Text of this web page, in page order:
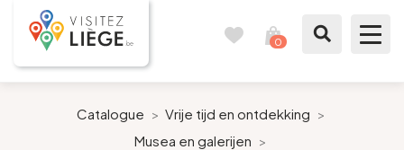
0
Catalogue > Vrije tijd en ontdekking >
Musea en galerijen >